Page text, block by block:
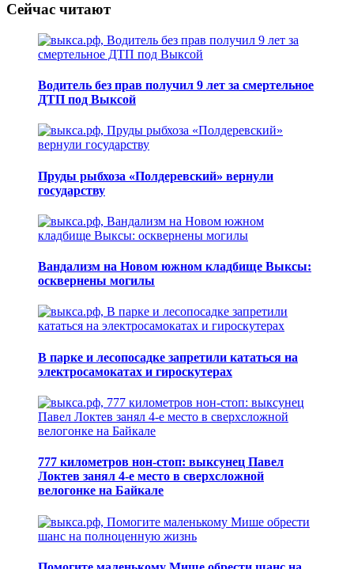
Сейчас читают
Водитель без прав получил 9 лет за смертельное
ДТП под Выксой
Пруды рыбхоза «Полдеревский» вернули
государству
Вандализм на Новом южном кладбище Выксы:
осквернены могилы
В парке и лесопосадке запретили кататься на
электросамокатах и гироскутерах
777 километров нон-стоп: выксунец Павел
Локтев занял 4-е место в сверхсложной
велогонке на Байкале